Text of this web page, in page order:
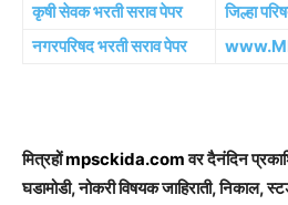
कृषी सेवक भरती सराव पेपर
जिल्हा
नगरपरिषद भरती सराव पेपर
मित्रहोंmpsckida.comवर दैनंदिन
घडामोडी, नोकरी विषयक जाहिराती, निकाल,